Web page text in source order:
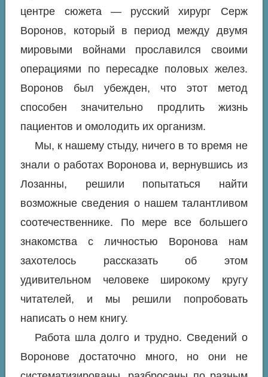
центре сюжета — русский хирург Серж
Воронов, который в период между двумя
мировыми войнами прославился своими
операциями по пересадке половых желез.
Воронов был убежден, что этот метод
способен значительно продлить жизнь
пациентов и омолодить их организм.
Мы, к нашему стыду, ничего в то время не
знали о работах Воронова и, вернувшись из
Лозанны, решили попытаться найти
возможные сведения о нашем талантливом
соотечественнике. По мере все большего
знакомства с личностью Воронова нам
захотелось рассказать об этом
удивительном человеке широкому кругу
читателей, и мы решили попробовать
написать о нем книгу.
Работа шла долго и трудно. Сведений о
Воронове достаточно много, но они не